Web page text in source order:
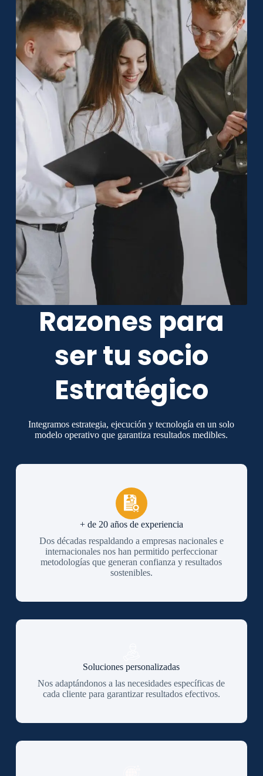
Razones para
ser tu socio
Estratégico
Integramos estrategia, ejecución y tecnología en un solo
modelo operativo que garantiza resultados medibles.
+ de 20 años de experiencia
Dos décadas respaldando a empresas nacionales e
internacionales nos han permitido perfeccionar
metodologías que generan confianza y resultados
sostenibles.
Soluciones personalizadas
Nos adaptándonos a las necesidades específicas de
cada cliente para garantizar resultados efectivos.